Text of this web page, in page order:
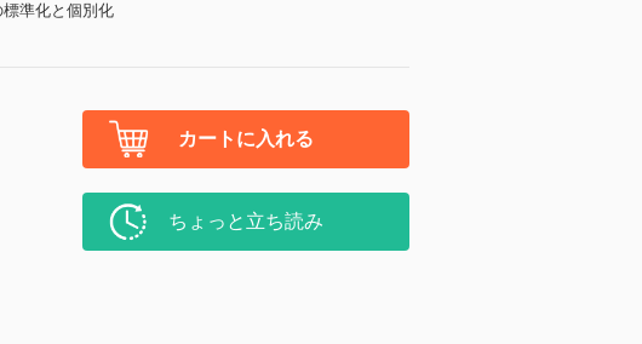
準化と個別化
カートに入れる
ちょっと立ち読み